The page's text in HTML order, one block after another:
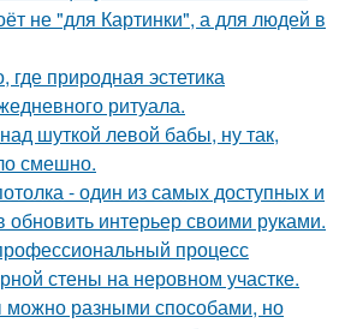
не "для Картинки", а для людей в
где природная эстетика
ритуала.
шуткой левой бабы, ну так,
смешно.
- один из самых доступных и
обновить интерьер своими руками.
процесс
стены на неровном участке.
можно разными способами, но